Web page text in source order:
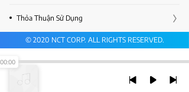
Thỏa Thuận Sử Dụng
© 2020 NCT CORP. ALL RIGHTS RESERVED.
00:00